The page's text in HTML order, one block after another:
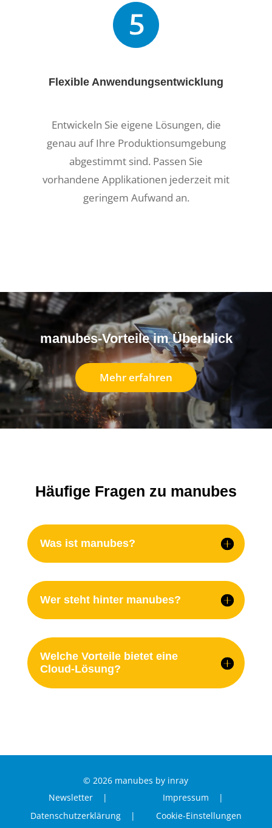
Flexible Anwendungsentwicklung
Entwickeln Sie eigene Lösungen, die
genau auf Ihre Produktionsumgebung
abgestimmt sind. Passen Sie
vorhandene Applikationen jederzeit mit
geringem Aufwand an.
manubes-Vorteile im Überblick
Mehr erfahren
Häufige Fragen zu manubes
Was ist manubes?
Wer steht hinter manubes?
Welche Vorteile bietet eine
Cloud-Lösung?
© 2026 manubes by inray
Newsletter |
Impressum |
Datenschutzerklärung |
Cookie-Einstellungen